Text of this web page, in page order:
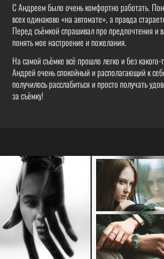
С Андреем было очень комфортно работать.
всех одинаково «на автомате», а правда
Перед съёмкой спрашивал про предпочтения и
понять мое настроение и пожелания.
На самой съёмке всё прошло легко и без
Андрей очень спокойный и располагающий к
получилось расслабиться и просто получать
за съёмку!